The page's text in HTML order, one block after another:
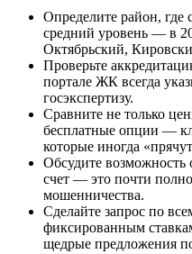
Определите район, где
средний уровень — в
Октябрьский,
Проверьте
портале ЖК всегда
госэкспертизу.
Сравните не только
бесплатные опции —
которые иногда
Обсудите возможность
счет — это почти
мошенничества.
Сделайте запрос по
фиксированным
щедрые предложения